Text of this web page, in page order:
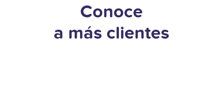
Conoce
a más clientes